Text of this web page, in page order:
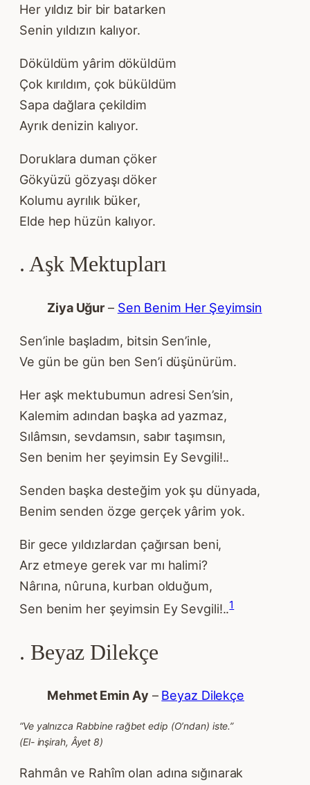
Her yıldız bir bir batarken
Senin yıldızın kalıyor.
Döküldüm yârim döküldüm
Çok kırıldım, çok büküldüm
Sapa dağlara çekildim
Ayrık denizin kalıyor.
Doruklara duman çöker
Gökyüzü gözyaşı döker
Kolumu ayrılık büker,
Elde hep hüzün kalıyor.
. Aşk Mektupları
Ziya Uğur – Sen Benim Her Şeyimsin
Sen’inle başladım, bitsin Sen’inle,
Ve gün be gün ben Sen’i düşünürüm.
Her aşk mektubumun adresi Sen’sin,
Kalemim adından başka ad yazmaz,
Sılâmsın, sevdamsın, sabır taşımsın,
Sen benim her şeyimsin Ey Sevgili!..
Senden başka desteğim yok şu dünyada,
Benim senden özge gerçek yârim yok.
Bir gece yıldızlardan çağırsan beni,
Arz etmeye gerek var mı halimi?
Nârına, nûruna, kurban olduğum,
Sen benim her şeyimsin Ey Sevgili!..1
. Beyaz Dilekçe
Mehmet Emin Ay – Beyaz Dilekçe
“Ve yalnızca Rabbine rağbet edip (O’ndan) iste.”
(El- inşirah, Âyet 8)
Rahmân ve Rahîm olan adına sığınarak